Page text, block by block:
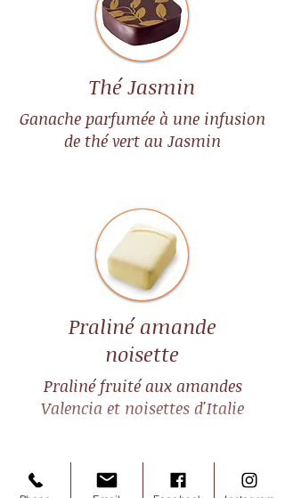
Thé Jasmin
Ganache parfumée à une infusion
de thé vert au Jasmin
Praliné amande
noisette
Praliné fruité aux amandes
Valencia et noisettes d'Italie